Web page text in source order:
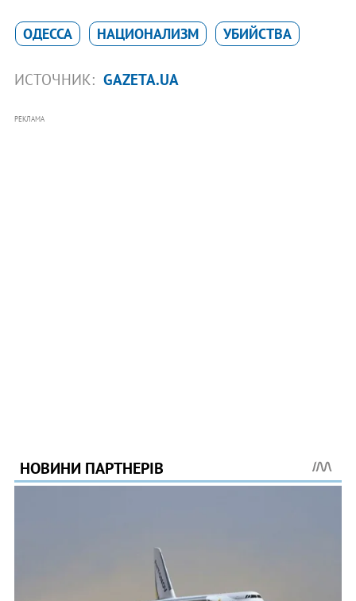
ОДЕССА НАЦИОНАЛИЗМ УБИЙСТВА
ИСТОЧНИК: GAZETA.UA
РЕКЛАМА